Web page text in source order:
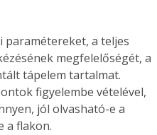
paramétereket, a teljes
megfelelőségét, a
tápelem tartalmat.
figyelembe vételével,
jól olvasható-e a
a flakon.